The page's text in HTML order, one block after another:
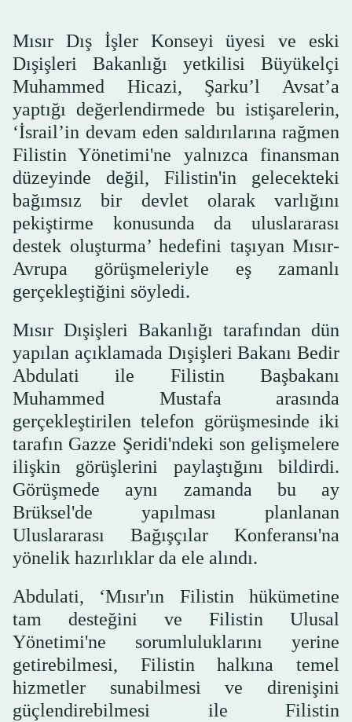
Mısır Dış İşler Konseyi üyesi ve eski
Dışişleri Bakanlığı yetkilisi Büyükelçi
Muhammed Hicazi, Şarku’l Avsat’a
yaptığı değerlendirmede bu istişarelerin,
‘İsrail’in devam eden saldırılarına rağmen
Filistin Yönetimi'ne yalnızca finansman
düzeyinde değil, Filistin'in gelecekteki
bağımsız bir devlet olarak varlığını
pekiştirme konusunda da uluslararası
destek oluşturma’ hedefini taşıyan Mısır-
Avrupa görüşmeleriyle eş zamanlı
gerçekleştiğini söyledi.
Mısır Dışişleri Bakanlığı tarafından dün
yapılan açıklamada Dışişleri Bakanı Bedir
Abdulati ile Filistin Başbakanı
Muhammed Mustafa arasında
gerçekleştirilen telefon görüşmesinde iki
tarafın Gazze Şeridi'ndeki son gelişmelere
ilişkin görüşlerini paylaştığını bildirdi.
Görüşmede aynı zamanda bu ay
Brüksel'de yapılması planlanan
Uluslararası Bağışçılar Konferansı'na
yönelik hazırlıklar da ele alındı.
Abdulati, ‘Mısır'ın Filistin hükümetine
tam desteğini ve Filistin Ulusal
Yönetimi'ne sorumluluklarını yerine
getirebilmesi, Filistin halkına temel
hizmetler sunabilmesi ve direnişini
güçlendirebilmesi ile Filistin